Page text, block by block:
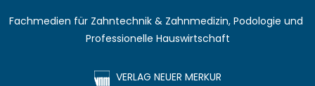
Fachmedien für Zahntechnik & Zahnmedizin, Podologie und
Professionelle Hauswirtschaft
VERLAG NEUER MERKUR